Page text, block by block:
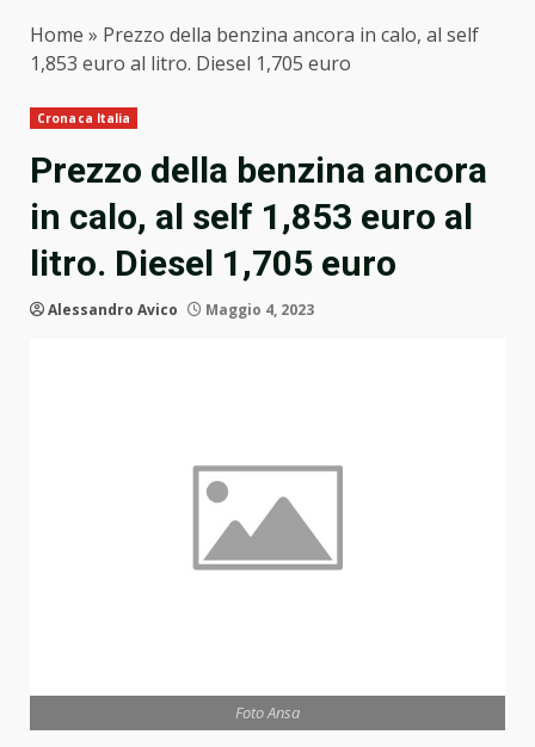
Home » Prezzo della benzina ancora in calo, al self
1,853 euro al litro. Diesel 1,705 euro
Cronaca Italia
Prezzo della benzina ancora
in calo, al self 1,853 euro al
litro. Diesel 1,705 euro
Alessandro Avico Maggio 4, 2023
Foto Ansa